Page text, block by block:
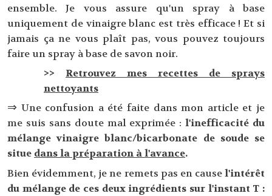
ensemble. Je vous assure qu'un spray à base
uniquement de vinaigre blanc est très efficace ! Et si
jamais ça ne vous plaît pas, vous pouvez toujours
faire un spray à base de savon noir.
>> Retrouvez mes recettes de sprays
nettoyants
⇒ Une confusion a été faite dans mon article et je
me suis sans doute mal exprimée :l'inefficacité du
mélange vinaigre blanc/bicarbonate de soude se
situe dans la préparation à l'avance.
Bien évidemment, je ne remets pas en causel'intérêt
du mélange de ces deux ingrédients sur l'instant T :